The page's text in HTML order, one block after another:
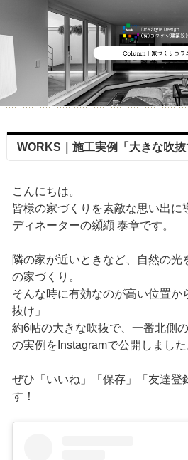
WORKS｜施工実例「大きな吹抜
こんにちは。
皆様の家づくりを素敵な思い出に
ディネーターの纐纈 泰章です。
隣の家が近いときなど、自然の光
の家づくり。
そんな時に有効なのが高い位置か
抜け」
約6帖の大きな吹抜で、一番北側
の実例をInstagramで公開しました
ぜひ「いいね」「保存」「友達登
す！